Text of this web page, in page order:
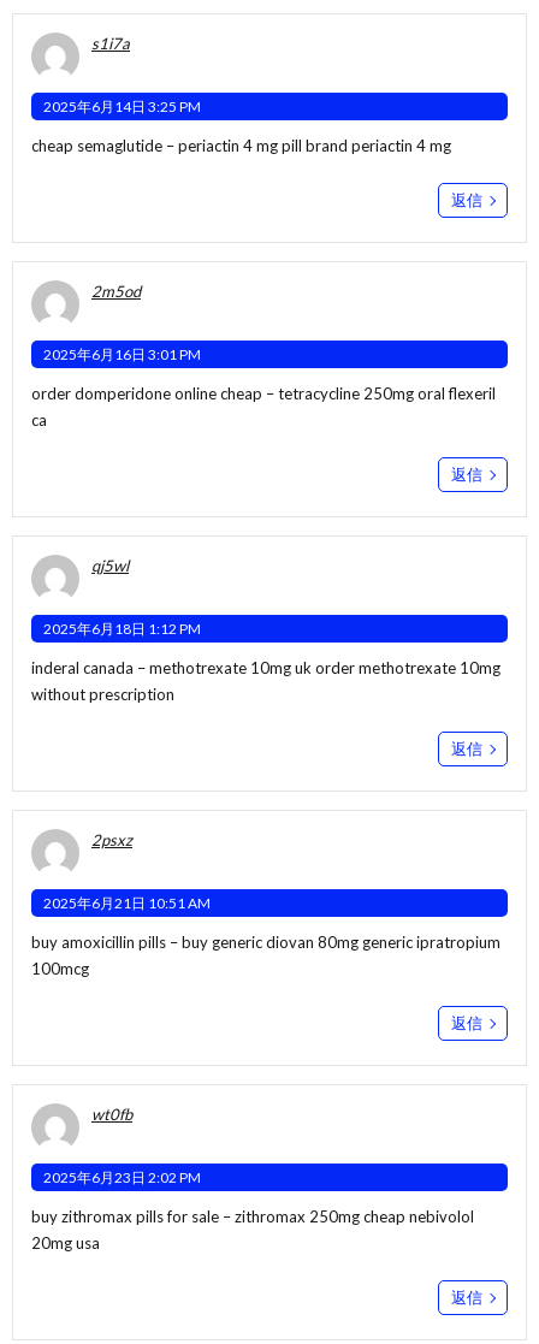
s1i7a
2025年6月14日 3:25 PM
cheap semaglutide –periactin 4 mg pill brand periactin 4 mg
返信
2m5od
2025年6月16日 3:01 PM
order domperidone online cheap –tetracycline 250mg oralflexeril
ca
返信
qj5wl
2025年6月18日 1:12 PM
inderal canada –methotrexate 10mg uk order methotrexate 10mg
without prescription
返信
2psxz
2025年6月21日 10:51 AM
buy amoxicillin pills –buy generic diovan 80mg generic ipratropium
100mcg
返信
wt0fb
2025年6月23日 2:02 PM
buy zithromax pills for sale –zithromax 250mg cheap nebivolol
20mg usa
返信